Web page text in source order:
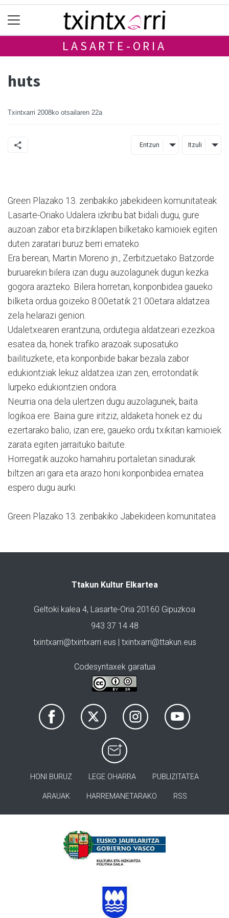
LASARTE-ORIA
huts
Txintxarri 2008ko otsailaren 22a
Entzun Itzuli
Green Plazako 13. zenbakiko jabekideen komunitateak
Lasarte-Oriako Udalera izkribu bat bidali dugu, gure
auzoan zabor eta birziklapen bilketako kamioiek egiten
duten zaratari buruz berri emateko.
Era berean, Martin Moreno jn., Zerbitzuetako Batzorde
buruarekin bilera izan dugu auzolagunek dugun kezka
gogora arazteko. Bilera horretan, konponbidea gaueko
bilketa ordua goizeko 8:00etatik 21:00etara aldatzea
zela helarazi genion.
Udaletxearen erantzuna, ordutegia aldatzeari ezezkoa
esatea da, honek trafiko arazoak suposatuko
bailituzkete, eta konponbide bakar bezala zabor
edukiontziak lekuz aldatzea izan zen, errotondatik
lurpeko edukiontzien ondora.
Neurria ona dela ulertzen dugu auzolagunek, baita
logikoa ere. Baina gure iritziz, aldaketa honek ez du
ezertarako balio, izan ere, gaueko ordu txikitan kamioiek
zarata egiten jarraituko baitute.
Horregatik auzoko hamahiru portaletan sinadurak
biltzen ari gara eta arazo honi konponbidea ematea
espero dugu aurki.
Green Plazako 13. zenbakiko Jabekideen komunitatea
Ttakun Kultur Elkartea
Geltoki kalea 4, Lasarte-Oria 20160 Gipuzkoa
943 37 14 48
txintxarri@txintxarri.eus | txintxarri@ttakun.eus
Codesyntaxek garatua
HONI BURUZ LEGE OHARRA PUBLIZITATEA
ARAUAK HARREMANETARAKO RSS